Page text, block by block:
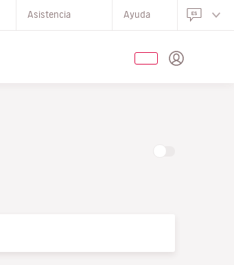
Asistencia Ayuda